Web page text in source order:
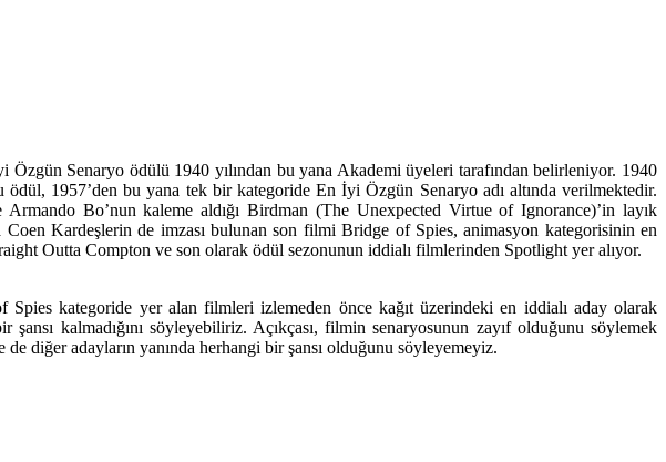
Özgün Senaryo ödülü 1940 yılından bu yana Akademi üyeleri tarafından belirleniyor. 1940
1957’den bu yana tek bir kategoride En İyi Özgün Senaryo adı altında verilmektedir.
Bo’nun kaleme aldığı Birdman (The Unexpected Virtue of Ignorance)’in layık
Kardeşlerin de imzası bulunan son filmi Bridge of Spies, animasyon kategorisinin en
Outta Compton ve son olarak ödül sezonunun iddialı filmlerinden Spotlight yer alıyor.
Spies kategoride yer alan filmleri izlemeden önce kağıt üzerindeki en iddialı aday olarak
kalmadığını söyleyebiliriz. Açıkçası, filmin senaryosunun zayıf olduğunu söylemek
diğer adayların yanında herhangi bir şansı olduğunu söyleyemeyiz.